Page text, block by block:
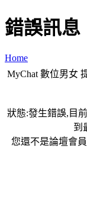
錯誤訊息
Home
MyChat 數位男女
狀態:發生錯誤,目
到
您還不是論壇會